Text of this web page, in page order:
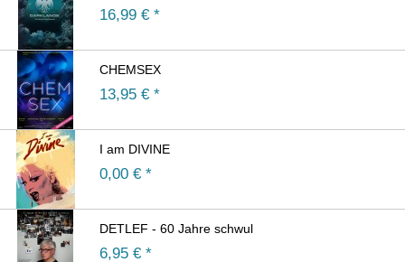
16,99 € *
CHEMSEX
13,95 € *
I am DIVINE
0,00 € *
DETLEF - 60 Jahre schwul
6,95 € *